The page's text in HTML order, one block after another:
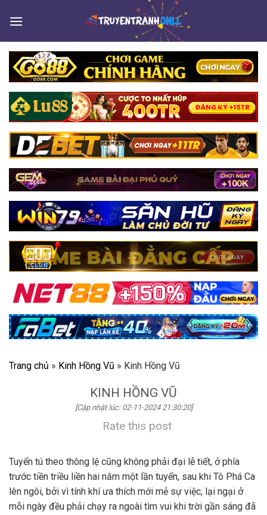
Trang chủ » Kinh Hồng Vũ » Kinh Hồng Vũ
KINH HỒNG VŨ
[Cập nhật lúc: 02-11-2024 21:30:20]
Rate this post
Tuyển tú theo thông lệ cũng không phải đại lễ tiết, ở phía
trước tiền triều liền hai năm một lần tuyển, sau khi Tô Phá Ca
lên ngôi, bởi vì tính khí ưa thích mới mẻ sự việc, lại ngại ở
mỗi ngày đều phải chạy ra ngoài tìm vui khi trời gần sáng đã